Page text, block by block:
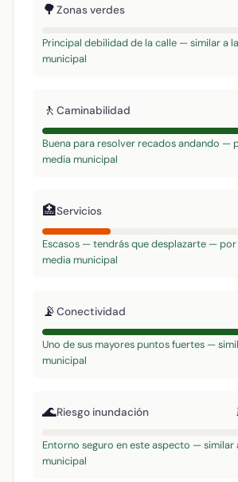
🌳Zonas verdes
Principal debilidad de la calle — similar a
municipal
🚶 Caminabilidad
Buena para resolver recados andando —
media municipal
🏥Servicios
Escasos — tendrás que desplazarte — por
media municipal
📡Conectividad
Uno de sus mayores puntos fuertes —
municipal
🌊Riesgo inundación
Entorno seguro en este aspecto — similar
municipal